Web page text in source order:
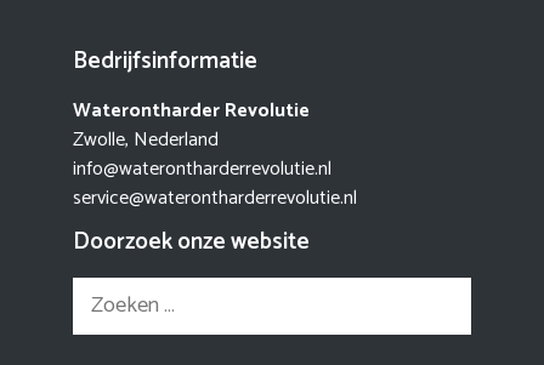
Bedrijfsinformatie
Waterontharder Revolutie
Zwolle, Nederland
info@waterontharderrevolutie.nl
service@waterontharderrevolutie.nl
Doorzoek onze website
Zoek
naar: